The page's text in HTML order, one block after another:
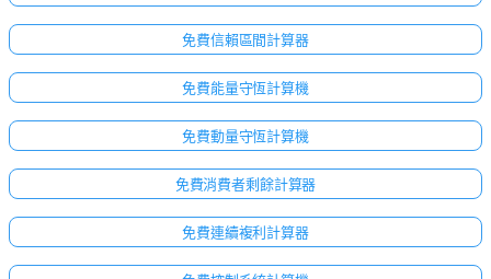
免費信賴區間計算器
免費能量守恆計算機
免費動量守恆計算機
免費消費者剩餘計算器
免費連續複利計算器